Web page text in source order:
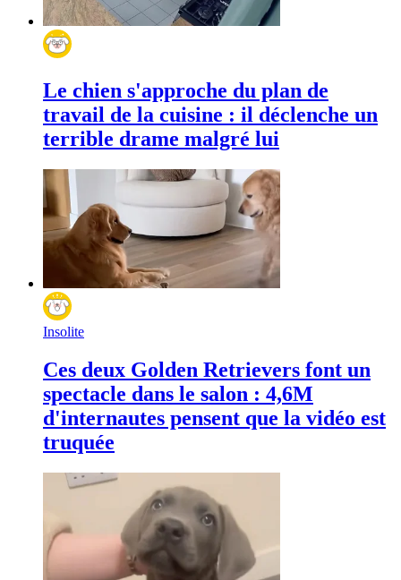
Le chien s'approche du plan de
travail de la cuisine : il déclenche un
terrible drame malgré lui
Insolite
Ces deux Golden Retrievers font un
spectacle dans le salon : 4,6M
d'internautes pensent que la vidéo est
truquée